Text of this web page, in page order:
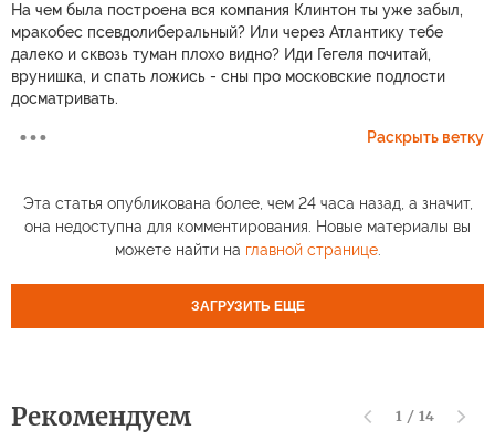
На чем была построена вся компания Клинтон ты уже забыл,
мракобес псевдолиберальный? Или через Атлантику тебе
далеко и сквозь туман плохо видно? Иди Гегеля почитай,
врунишка, и спать ложись - сны про московские подлости
досматривать.
Раскрыть ветку
Эта статья опубликована более, чем 24 часа назад, а значит,
она недоступна для комментирования. Новые материалы вы
можете найти на главной странице.
ЗАГРУЗИТЬ ЕЩЕ
Рекомендуем 1 / 14